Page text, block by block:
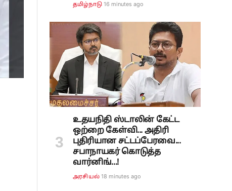
தமிழ்நாடு 16 minutes ago
உதயநிதி ஸ்டாலின் கேட்ட
ஒற்றை கேள்வி... அதிரி
புதிரியான சட்டப்பேரவை...
சபாநாயகர் கொடுத்த
வார்னிங்...!
அரசியல் 18 minutes ago